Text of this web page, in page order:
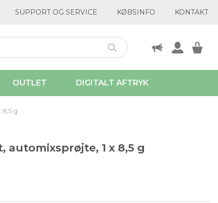
SUPPORT OG SERVICE KØBSINFO KONTAKT
OUTLET DIGITALT AFTRYK
8,5 g
automixsprøjte, 1 x 8,5 g